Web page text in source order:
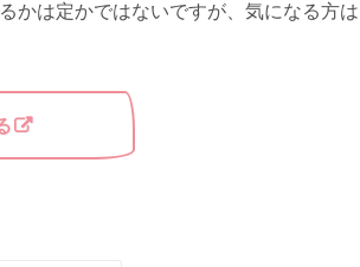
かは定かではないですが、気になる方は